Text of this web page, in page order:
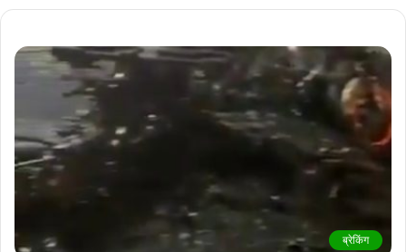
ब्रेकिंग